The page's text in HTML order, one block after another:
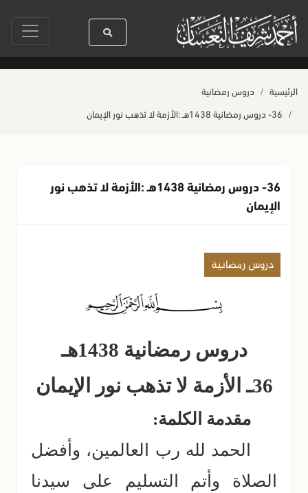
ﷺ كله رحمة صلاة آخر أربعاء من صفر حياة القلوب وصحتها بالعمل
الرئيسية
دروس رمضانية
36- دروس رمضانية 1438هـ :الأزمة لا تذهب نور الإيمان
36- دروس رمضانية 1438هـ :الأزمة لا تذهب نور
الإيمان
دروس رمضانية
دروس رمضانية 1438هـ
36ـ الأزمة لا تذهب نور الإيمان
مقدمة الكلمة:
الحمد لله رب العالمين، وأفضل
الصلاة وأتم التسليم على سيدنا